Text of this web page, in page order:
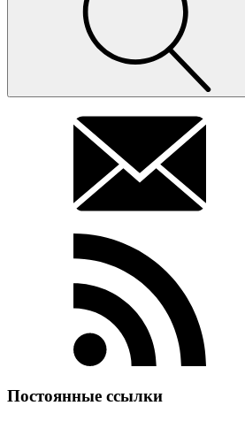
Постоянные ссылки